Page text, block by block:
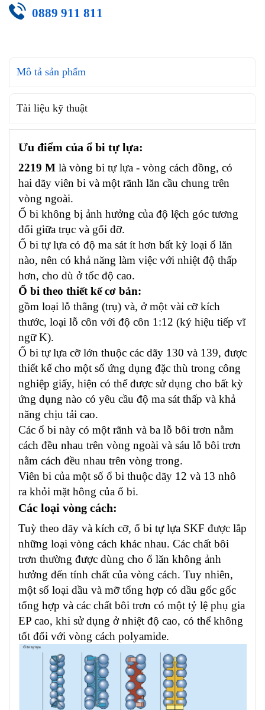
0889 911 811
Mô tả sản phẩm
Tài liệu kỹ thuật
Ưu điểm của ổ bi tự lựa:
2219 M là vòng bi tự lựa - vòng cách đồng, có
hai dãy viên bi và một rãnh lăn cầu chung trên
vòng ngoài.
Ổ bi không bị ảnh hưởng của độ lệch góc tương
đối giữa trục và gối đỡ.
Ổ bi tự lựa có độ ma sát ít hơn bất kỳ loại ổ lăn
nào, nên có khả năng làm việc với nhiệt độ thấp
hơn, cho dù ở tốc độ cao.
Ổ bi theo thiết kế cơ bản:
gồm loại lỗ thẳng (trụ) và, ở một vài cỡ kích
thước, loại lỗ côn với độ côn 1:12 (ký hiệu tiếp vĩ
ngữ K).
Ổ bi tự lựa cỡ lớn thuộc các dãy 130 và 139, được
thiết kế cho một số ứng dụng đặc thù trong công
nghiệp giấy, hiện có thể được sử dụng cho bất kỳ
ứng dụng nào có yêu cầu độ ma sát thấp và khả
năng chịu tải cao.
Các ổ bi này có một rãnh và ba lỗ bôi trơn nằm
cách đều nhau trên vòng ngoài và sáu lỗ bôi trơn
nằm cách đều nhau trên vòng trong.
Viên bi của một số ổ bi thuộc dãy 12 và 13 nhô
ra khỏi mặt hông của ổ bi.
Các loại vòng cách:
Tuỳ theo dãy và kích cỡ, ổ bi tự lựa SKF được lắp
những loại vòng cách khác nhau. Các chất bôi
trơn thường được dùng cho ổ lăn không ảnh
hưởng đến tính chất của vòng cách. Tuy nhiên,
một số loại dầu và mỡ tổng hợp có dầu gốc gốc
tổng hợp và các chất bôi trơn có một tỷ lệ phụ gia
EP cao, khi sử dụng ở nhiệt độ cao, có thể không
tốt đối với vòng cách polyamide.